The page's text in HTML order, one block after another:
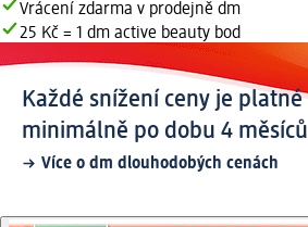
Vrácení zdarma v prodejně dm
25 Kč = 1 dm active beauty bod
Každé snížení ceny je platné
minimálně po dobu 4 měsíců
Více o dm dlouhodobých cenách